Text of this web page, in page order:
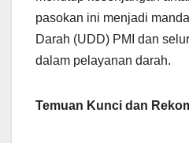
pasokan ini menjadi
Darah (UDD) PMI dan
dalam pelayanan darah.
Temuan Kunci dan